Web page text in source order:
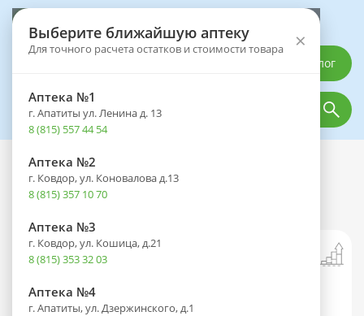
Выберите ближайшую аптеку
Для точного расчета остатков и стоимости товара ×
Аптека №1
г. Апатиты ул. Ленина д. 13
8 (815) 557 44 54
Аптека №2
г. Ковдор, ул. Коновалова д.13
8 (815) 357 10 70
Аптека №3
г. Ковдор, ул. Кошица, д.21
8 (815) 353 32 03
Аптека №4
г. Апатиты, ул. Дзержинского, д.1
Каталог
Каталог Медицинская техника
Пикфлоуметр VITALOGRAPH с
принадлежностями